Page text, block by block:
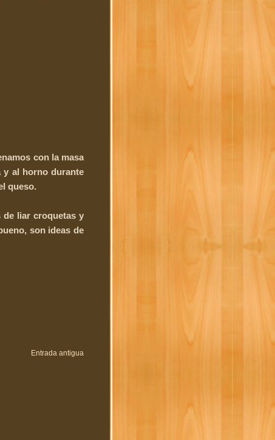
con la masa
y al horno durante
queso.
de liar croquetas y
son ideas de
Entrada antigua